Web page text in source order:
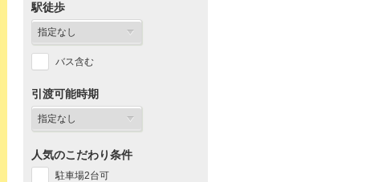
駅徒歩
バス含む
引渡可能時期
人気のこだわり条件
駐車場2台可